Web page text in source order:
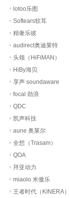
lotoo乐图
Softears软耳
精奢乐彼
audirect奥迪莱特
头领（HiFiMAN）
HiBy海贝
享声 soundaware
focal 劲浪
QDC
凯声科技
aune 奥莱尔
全想（Trasam）
QOA
拜亚动力
（Beyerdynamic）
miaolo 米傲乐
王者时代（KINERA）